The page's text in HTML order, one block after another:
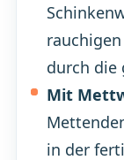
durch die
Mit
in der